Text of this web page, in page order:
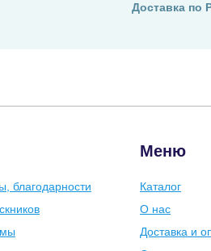
Доставка по
благодарности
Меню
Каталог
О нас
Доставка и